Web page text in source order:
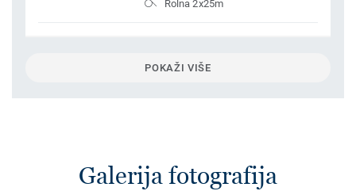
Rolna 2x25m
POKAŽI VIŠE
Galerija fotografija